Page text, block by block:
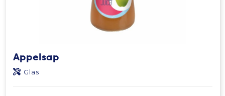
Appelsap
Glas